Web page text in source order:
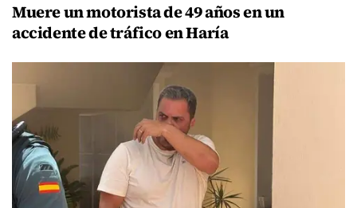
Muere un motorista de 49 años en un
accidente de tráfico en Haría